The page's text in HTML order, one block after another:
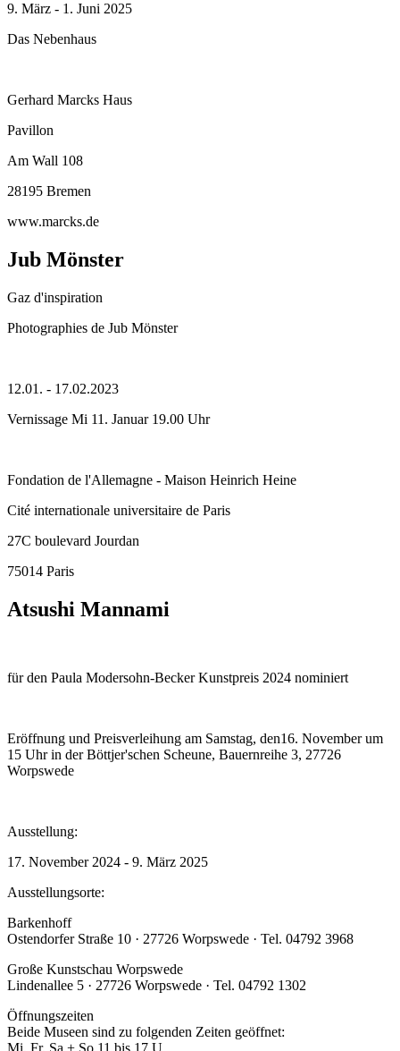
9. März - 1. Juni 2025
Das Nebenhaus
Gerhard Marcks Haus
Pavillon
Am Wall 108
28195 Bremen
www.marcks.de
Jub Mönster
Gaz d'inspiration
Photographies de Jub Mönster
12.01. - 17.02.2023
Vernissage Mi 11. Januar 19.00 Uhr
Fondation de l'Allemagne - Maison Heinrich Heine
Cité internationale universitaire de Paris
27C boulevard Jourdan
75014 Paris
Atsushi Mannami
für den Paula Modersohn-Becker Kunstpreis 2024 nominiert
Eröffnung und Preisverleihung am Samstag, den16. November um
15 Uhr in der Böttjer'schen Scheune, Bauernreihe 3, 27726
Worpswede
Ausstellung:
17. November 2024 - 9. März 2025
Ausstellungsorte:
Barkenhoff
Ostendorfer Straße 10 · 27726 Worpswede · Tel. 04792 3968
Große Kunstschau Worpswede
Lindenallee 5 · 27726 Worpswede · Tel. 04792 1302
Öffnungszeiten
Beide Museen sind zu folgenden Zeiten geöffnet:
Mi, Fr, Sa + So 11 bis 17 U